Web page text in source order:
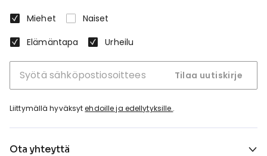
Miehet
Naiset
Elämäntapa
Urheilu
Tilaa uutiskirje
Liittymällä hyväksytehdoille ja edellytyksille..
Ota yhteyttä